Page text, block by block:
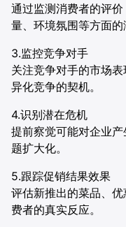
通过监测消费者的评
量、环境氛围等方面的
3.监控竞争对手
关注竞争对手的市场
异化竞争的契机。
4.识别潜在危机
提前察觉可能对企业
题扩大化。
5.跟踪促销结果效果
评估新推出的菜品、
费者的真实反应。